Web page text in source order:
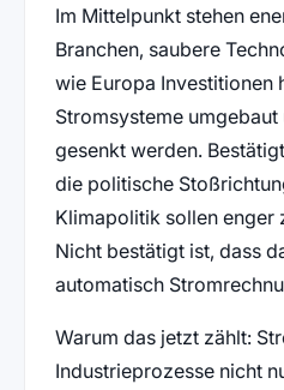
Im Mittelpunkt stehen
Branchen, saubere
wie Europa Investitionen
Stromsysteme
gesenkt werden.
die politische
Klimapolitik sollen enger
Nicht bestätigt ist, dass
automatisch
Warum das jetzt zählt:
Industrieprozesse nicht